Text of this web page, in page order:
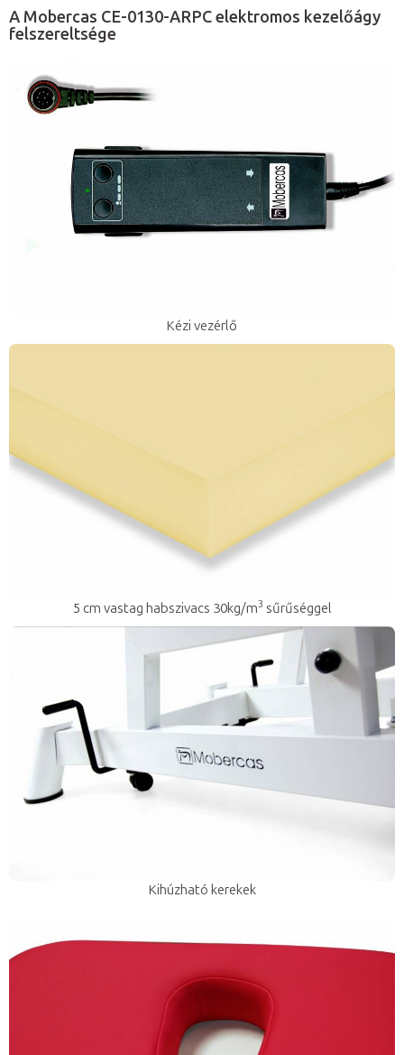
A Mobercas CE-0130-ARPC elektromos kezelőágy
felszereltsége
Kézi vezérlő
5 cm vastag habszivacs 30kg/m3 sűrűséggel
Kihúzható kerekek